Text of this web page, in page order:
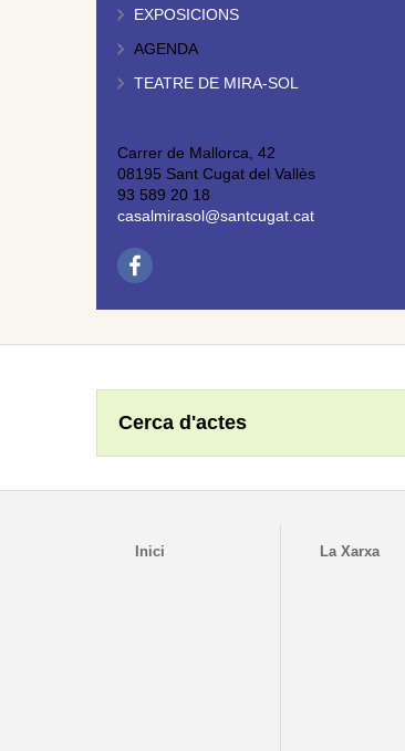
EXPOSICIONS
AGENDA
TEATRE DE MIRA-SOL
Carrer de Mallorca, 42
08195 Sant Cugat del Vallès
93 589 20 18
casalmirasol@santcugat.cat
Cerca d'actes
Inici La Xarxa